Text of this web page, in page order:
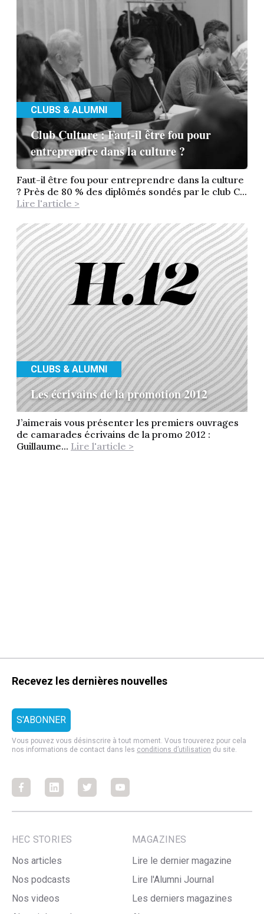
CLUBS & ALUMNI
Club Culture : Faut-il être fou pour
entreprendre dans la culture ?
Faut-il être fou pour entreprendre dans la culture
? Près de 80 % des diplômés sondés par le club C...
Lire l'article >
CLUBS & ALUMNI
Les écrivains de la promotion 2012
J’aimerais vous présenter les premiers ouvrages
de camarades écrivains de la promo 2012 :
Guillaume... Lire l'article >
Recevez les dernières nouvelles
Vous pouvez vous désinscrire à tout moment. Vous trouverez pour cela
nos informations de contact dans les conditions d’utilisation du site.
FacebookFacebookFacebookFacebook
HEC STORIES
Nos articles
Nos podcasts
Nos videos
MAGAZINES
Lire le dernier magazine
Lire l'Alumni Journal
Les derniers magazines